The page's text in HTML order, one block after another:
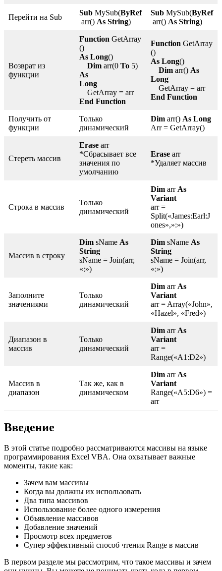
Перейти на Sub
Sub MySub(ByRef
arr() As String)
Sub MySub(ByRef
arr() As String)
Возврат из
функции
Function GetArray
()
As Long()
Dim arr(0 To 5)
As
Long
GetArray = arr
End Function
Function GetArray
()
As Long()
Dim arr() As
Long
GetArray = arr
End Function
Получить от
функции
Только
динамический
Dim arr() As Long
Arr = GetArray()
Стереть массив
Erase arr
*Сбрасывает все
значения по
умолчанию
Erase arr
*Удаляет массив
Строка в массив
Только
динамический
Dim arr As
Variant
arr =
Split(«James:Earl:J
ones»,»:»)
Массив в строку
Dim sName As
String
sName = Join(arr,
«:»)
Dim sName As
String
sName = Join(arr,
«:»)
Заполните
значениями
Только
динамический
Dim arr As
Variant
arr = Array(«John»,
«Hazel», «Fred»)
Диапазон в
массив
Только
динамический
Dim arr As
Variant
arr =
Range(«A1:D2»)
Массив в
диапазон
Так же, как в
динамическом
Dim arr As
Variant
Range(«A5:D6») =
arr
Введение
В этой статье подробно рассматриваются массивы на языке
программирования Excel VBA. Она охватывает важные
моменты, такие как:
Зачем вам массивы
Когда вы должны их использовать
Два типа массивов
Использование более одного измерения
Объявление массивов
Добавление значений
Просмотр всех предметов
Супер эффективный способ чтения Range в массив
В первом разделе мы рассмотрим, что такое массивы и зачем